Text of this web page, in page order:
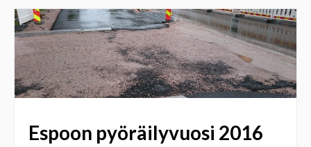
Espoon pyöräilyvuosi 2016